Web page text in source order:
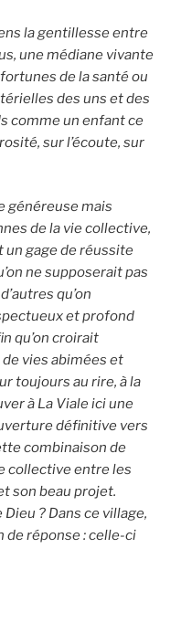
la gentillesse entre
une médiane vivante
de la santé ou
des uns et des
comme un enfant ce
sur l’écoute, sur
généreuse mais
de la vie collective,
gage de réussite
ne supposerait pas
qu’on
et profond
qu’on croirait
vies abimées et
toujours au rire, à la
à La Viale ici une
définitive vers
combinaison de
collective entre les
son beau projet.
? Dans ce village,
de réponse : celle-ci